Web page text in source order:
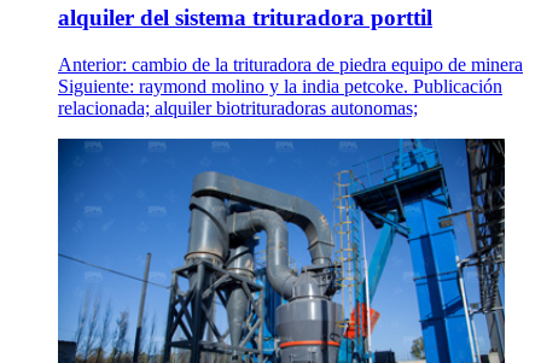
alquiler del sistema trituradora porttil
Anterior: cambio de la trituradora de piedra equipo de minera
Siguiente: raymond molino y la india petcoke. Publicación
relacionada; alquiler biotrituradoras autonomas;